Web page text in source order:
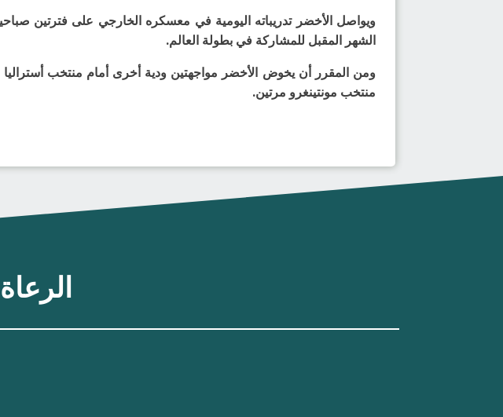
ويواصل الأخضر تدريباته اليومية في معسكره الخارجي على فترتين
الشهر المقبل للمشاركة في بطولة العالم.
ومن المقرر أن يخوض الأخضر مواجهتين ودية أخرى أمام منتخب أستراليا
منتخب مونتينغرو مرتين.